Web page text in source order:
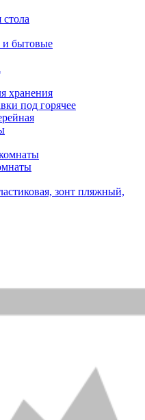
и бытовые
хранения
под горячее
зонт пляжный,